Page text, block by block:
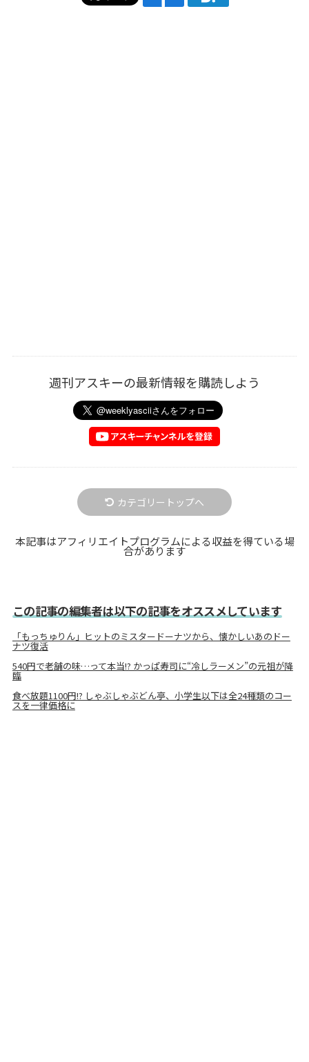
週刊アスキーの最新情報を購読しよう
カテゴリートップへ
本記事はアフィリエイトプログラムによる収益を得ている場
合があります
この記事の編集者は以下の記事をオススメしています
「もっちゅりん」ヒットのミスタードーナツから、懐かしいあのドー
ナツ復活
540円で老舗の味…って本当!? かっぱ寿司に“冷しラーメン”の元祖が降
臨
食べ放題1100円!? しゃぶしゃぶどん亭、小学生以下は全24種類のコー
スを一律価格に